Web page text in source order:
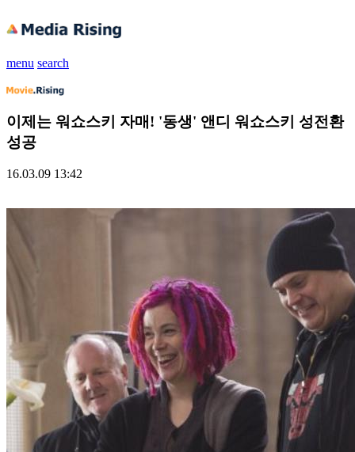
menu search
이제는 워쇼스키 자매! '동생' 앤디 워쇼스키 성전환
성공
16.03.09 13:42